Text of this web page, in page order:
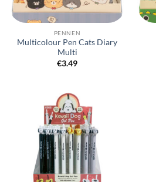
PENNEN
Multicolour Pen Cats Diary
Multi
€3.49